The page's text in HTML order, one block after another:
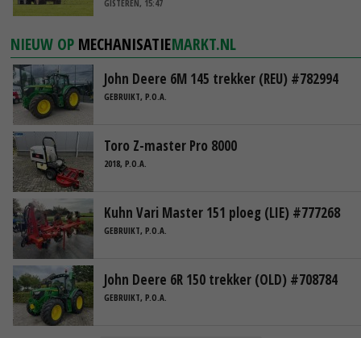
GISTEREN, 15:47
NIEUW OP MECHANISATIEMARKT.NL
John Deere 6M 145 trekker (REU) #782994
GEBRUIKT, P.O.A.
Toro Z-master Pro 8000
2018, P.O.A.
Kuhn Vari Master 151 ploeg (LIE) #777268
GEBRUIKT, P.O.A.
John Deere 6R 150 trekker (OLD) #708784
GEBRUIKT, P.O.A.